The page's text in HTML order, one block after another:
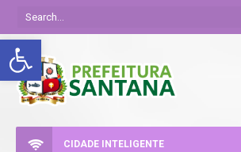
Abrir a barra de ferramentas
CIDADE INTELIGENTE